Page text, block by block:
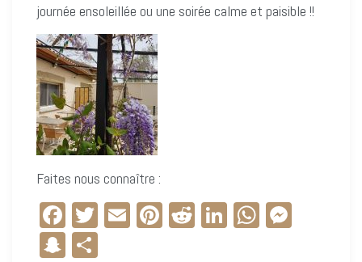
journée ensoleillée ou une soirée calme et paisible !!
Faites nous connaître :
Facebook
Twitter
EmailPinterest
RedditLinkedInWhatsApp
Snapchat